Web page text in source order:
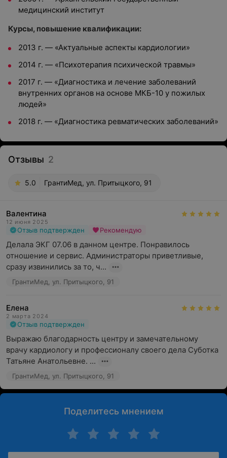
медицинский институт
Курсы, повышение квалификации:
2013 г. — «Актуальные аспекты кардиологии»
2014 г. — «Психотерапия психической травмы»
2017 г. — «Диагностика и лечение заболеваний
внутренних органов на основе МКБ-10 у пожилых
людей»
2018 г. — «Диагностика ревматических заболеваний»
Отзывы 2
5.0 ГрантиМед, ул. Притыцкого, 91
Валентина
12 июня 2025
Отзыв подтвержден Рекомендую
Делала ЭКГ 07.06 в данном центре. Понравилось
отношение и сервис. Администраторы приветливые,
сразу извинились за то, ч...
ГрантиМед, ул. Притыцкого, 91
Елена
2 марта 2024
Отзыв подтвержден
Выражаю благодарность центру и замечательному
врачу кардиологу и профессионалу своего дела Суботка
Татьяне Анатольевне. ...
ГрантиМед, ул. Притыцкого, 91
Поделитесь мнением